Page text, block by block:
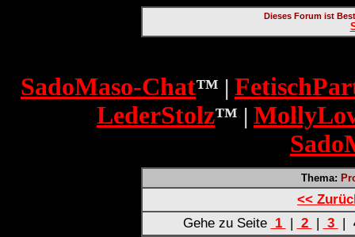
Dieses Forum ist
SadoMaso-Chat™ |
LederStolz™ |
Thema:
<<
Gehe zu Seite 1 | 2 | 3 |